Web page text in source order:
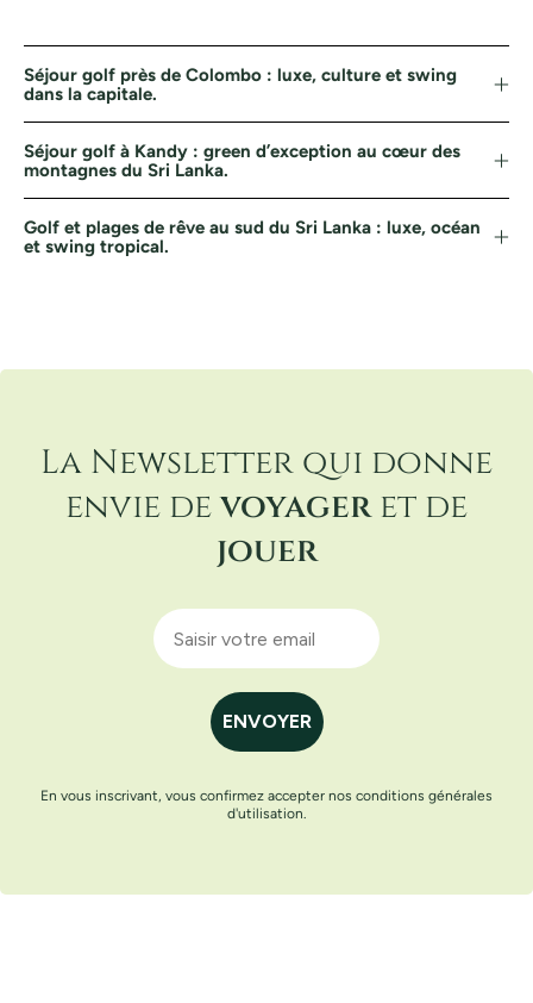
Séjour golf près de Colombo : luxe, culture et swing
dans la capitale.
Séjour golf à Kandy : green d’exception au cœur des
montagnes du Sri Lanka.
Golf et plages de rêve au sud du Sri Lanka : luxe, océan
et swing tropical.
La Newsletter qui donne
envie devoyageret de
jouer
ENVOYER
En vous inscrivant, vous confirmez accepter nos conditions générales
d'utilisation.